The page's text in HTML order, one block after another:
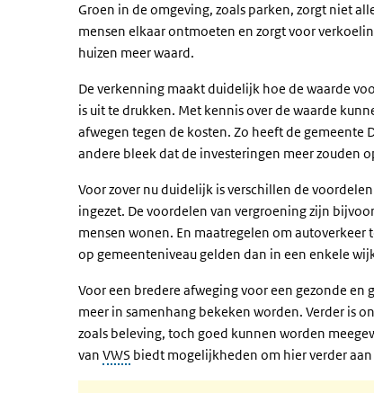
Groen in de omgeving, zoals parken, zorgt niet
mensen elkaar ontmoeten en zorgt voor
huizen meer waard.
De verkenning maakt duidelijk hoe de waarde
is uit te drukken. Met kennis over de waarde
afwegen tegen de kosten. Zo heeft de
andere bleek dat de investeringen meer zouden
Voor zover nu duidelijk is verschillen de
ingezet. De voordelen van vergroening zijn
mensen wonen. En maatregelen om
op gemeenteniveau gelden dan in een enkele
Voor een bredere afweging voor een gezonde
meer in samenhang bekeken worden. Verder is
zoals beleving, toch goed kunnen worden
van VWS biedt mogelijkheden om hier verder